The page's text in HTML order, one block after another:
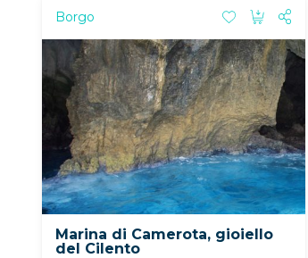
Borgo
Marina di Camerota, gioiello
del Cilento